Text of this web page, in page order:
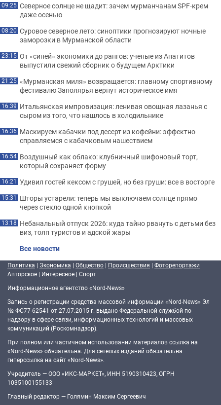
09:25 Северное солнце не щадит: зачем мурманчанам SPF-крем
даже осенью
08:20 Суровое северное лето: синоптики прогнозируют ночные
заморозки в Мурманской области
23:15 От «синей» экономики до рангов: ученые из Апатитов
выпустили свежий сборник о будущем Арктики
21:25 «Мурманская миля» возвращается: главному спортивному
фестивалю Заполярья вернут историческое имя
16:39 Итальянская импровизация: ленивая овощная лазанья с
сыром из того, что нашлось в холодильнике
16:36 Маскируем кабачки под десерт из кофейни: эффектно
справляемся с кабачковым нашествием
16:54 Воздушный как облако: клубничный шифоновый торт,
который сохраняет форму
16:21 Удивил гостей кексом с грушей, но без груши: все в восторге
15:31 Шторы устарели: теперь мы выключаем солнце прямо
через стекло одной кнопкой
13:18 Небанальный отпуск 2026: куда тайно рвануть с детьми без
виз, толп туристов и адской жары
Все новости
Политика | Экономика | Общество | Происшествия | Фоторепортажи |
Авторское | Интересное | Спорт
Информационное агентство «Nord-News»
Запись о регистрации средства массовой информации «Nord-News» Эл
№ ФС77-62541 от 27.07.2015 г. выдано Федеральной службой по
надзору в сфере связи, информационных технологий и массовых
коммуникаций (Роскомнадзор).
При полном или частичном использовании материалов ссылка на
«Nord-News» обязательна. Для сетевых изданий обязательна
гиперссылка на сайт «Nord-News».
Учредитель — ООО «ИКС-МАРКЕТ», ИНН 5190310423, ОГРН
1035100155133
Главный редактор — Голямин Максим Сергеевич